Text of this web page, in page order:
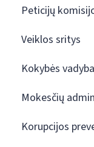
Peticijų
Veiklos sritys
Kokybės vadyba
Mokesčių
Korupcijos